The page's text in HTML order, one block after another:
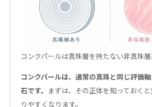
コンクパールは真珠層を持たない非真珠
コンクパールは、通常の真珠と同じ評価
石です。 まずは、その正体を知っておく
りやすくなります。